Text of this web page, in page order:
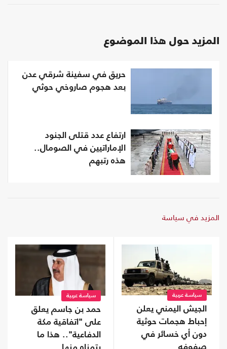
المزيد حول هذا الموضوع
حريق في سفينة شرقي عدن
بعد هجوم صاروخي حوثي
ارتفاع عدد قتلى الجنود
الإماراتيين في الصومال..
هذه رتبهم
المزيد في سياسة
سياسة عربية
الجيش اليمني يعلن
إحباط هجمات حوثية
دون أي خسائر في
صفوفه
سياسة عربية
حمد بن جاسم يعلق
على "اتفاقية مكة
الدفاعية".. هذا ما